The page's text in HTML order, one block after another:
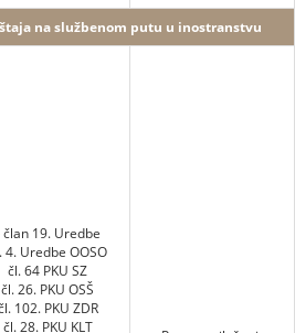
na službenom putu u inostranstvu
član 19. Uredbe
4. Uredbe OOSO
čl. 64 PKU SZ
čl. 26. PKU OSŠ
102. PKU ZDR
čl. 28. PKU KLT